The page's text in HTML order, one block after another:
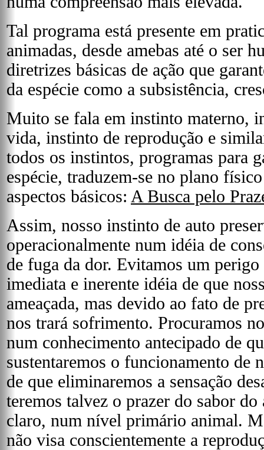
Tal programa está presente em
animadas, desde amebas até o ser
diretrizes básicas de ação que
da espécie como a subsistência,
Muito se fala em instinto materno,
vida, instinto de reprodução e
todos os instintos, programas para
espécie, traduzem-se no plano
aspectos básicos: A Busca pelo
Assim, nosso instinto de auto
operacionalmente num idéia de
de fuga da dor. Evitamos um
imediata e inerente idéia de que
ameaçada, mas devido ao fato de
nos trará sofrimento. Procuramos
num conhecimento antecipado de
sustentaremos o funcionamento de
de que eliminaremos a sensação
teremos talvez o prazer do sabor
claro, num nível primário animal.
não visa conscientemente a